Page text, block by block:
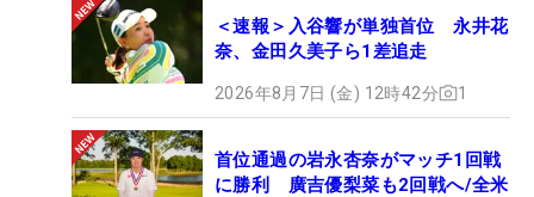
＜速報＞入谷響が単独首位 永井花
奈、金田久美子ら1差追走
2026年8月7日 (金) 12時42分 1
首位通過の岩永杏奈がマッチ1回戦
に勝利 廣吉優梨菜も2回戦へ/全米